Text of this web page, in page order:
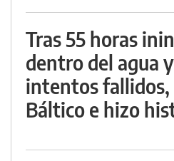
Tras 55 horas
dentro del agua
intentos fallidos,
Báltico e hizo